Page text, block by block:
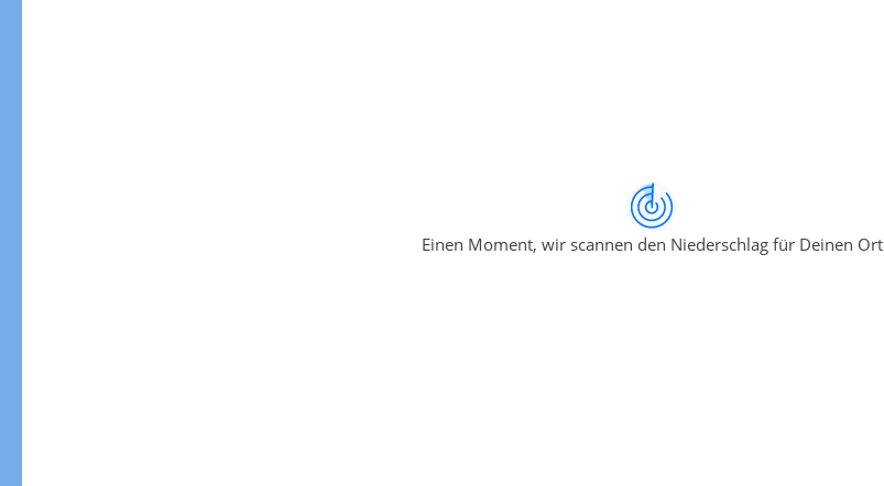
Einen Moment, wir scannen den Niederschlag für Deinen Ort